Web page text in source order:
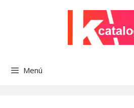
Menú